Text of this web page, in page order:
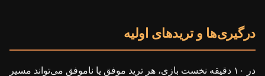
درگیری‌ها و تریدهای اولیه
در ۱۰ دقیقه نخست بازی، هر ترید موفق یا ناموفق می‌تواند مسیر